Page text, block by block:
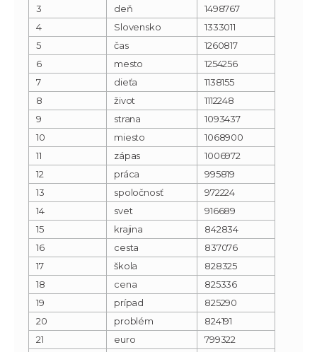
3
deň
1498767
4
Slovensko
1333011
5
čas
1260817
6
mesto
1254256
7
dieťa
1138155
8
život
1112248
9
strana
1093437
10
miesto
1068900
11
zápas
1006972
12
práca
995819
13
spoločnosť
972224
14
svet
916689
15
krajina
842834
16
cesta
837076
17
škola
828325
18
cena
825336
19
prípad
825290
20
problém
824191
21
euro
799322